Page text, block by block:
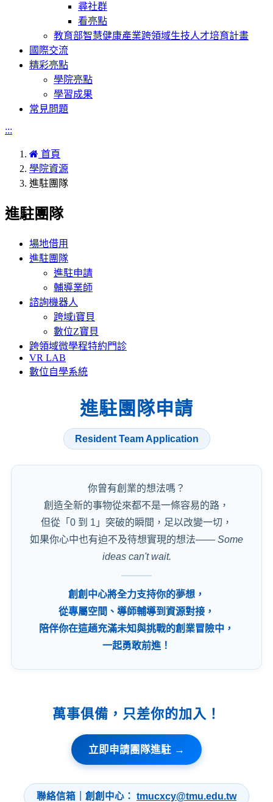
尋社群
看亮點
教育部智慧健康產業跨領域生技人才培育計畫
國際交流
精彩亮點
學院亮點
學習成果
常見問題
:::
首頁
學院資源
進駐團隊
進駐團隊
場地借用
進駐團隊
進駐申請
輔導業師
諮詢機器人
跨域i寶貝
數位Z寶貝
跨領域微學程特約門診
VR LAB
數位自學系統
進駐團隊申請
Resident Team Application
你曾有創業的想法嗎？
創造全新的事物從來都不是一條容易的路，
但從「0 到 1」突破的瞬間，足以改變一切，
如果你心中也有迫不及待想實現的想法—— Some
ideas can't wait.
創創中心將全力支持你的夢想，
從專屬空間、導師輔導到資源對接，
陪伴你在這趟充滿未知與挑戰的創業冒險中，
一起勇敢前進！
萬事俱備，只差你的加入！
立即申請團隊進駐 →
聯絡信箱｜創創中心： tmucxcy@tmu.edu.tw